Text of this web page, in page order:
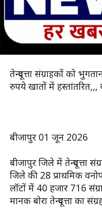
तेन्दूपत्ता संग्राहकों को
रुपये खातों में
बीजापुर 01 जून 2026
बीजापुर जिले में तेन्दूपत्ता
जिले की 28 प्राथमिक
लॉटों में 40 हजार 716
मानक बोरा तेन्दूपत्ता का